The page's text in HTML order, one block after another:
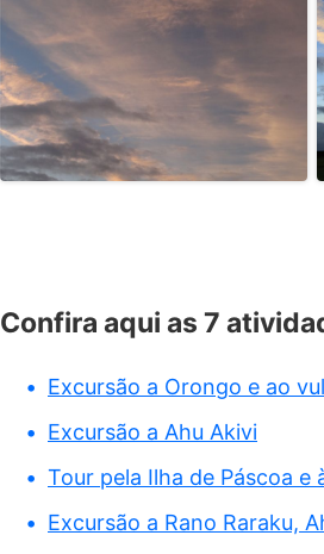
Confira aqui as 7
Excursão a Orongo e ao
Excursão a Ahu Akivi
Tour pela Ilha de Páscoa e
Excursão a Rano Raraku,